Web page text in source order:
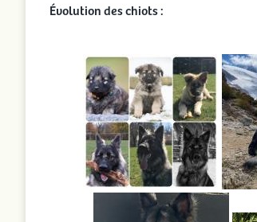
Évolution des chiots :